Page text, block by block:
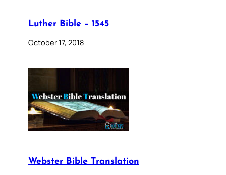
Luther Bible – 1545
October 17, 2018
Webster Bible Translation